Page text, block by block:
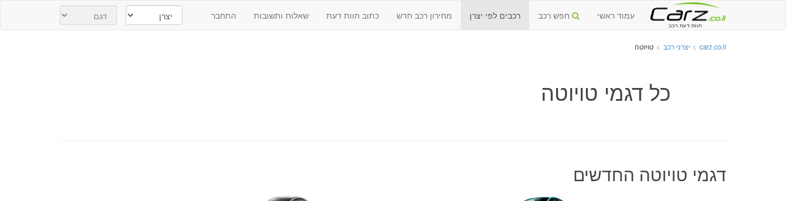
חוות דעת רכב
עמוד ראשי חפש רכב רכבים לפי יצרן מחירון רכב חדש כתוב חוות דעת שאלות ותשובות התחבר
carz.co.il
> יצרני רכב > טויוטה
כל דגמי טויוטה
דגמי טויוטה החדשים